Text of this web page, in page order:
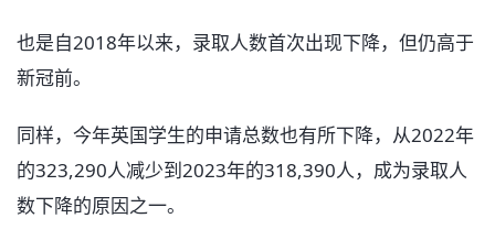
也是自2018年以来，录取人数首次出现下降，但仍高于
新冠前。
同样，今年英国学生的申请总数也有所下降，从2022年
的323,290人减少到2023年的318,390人，成为录取人
数下降的原因之一。